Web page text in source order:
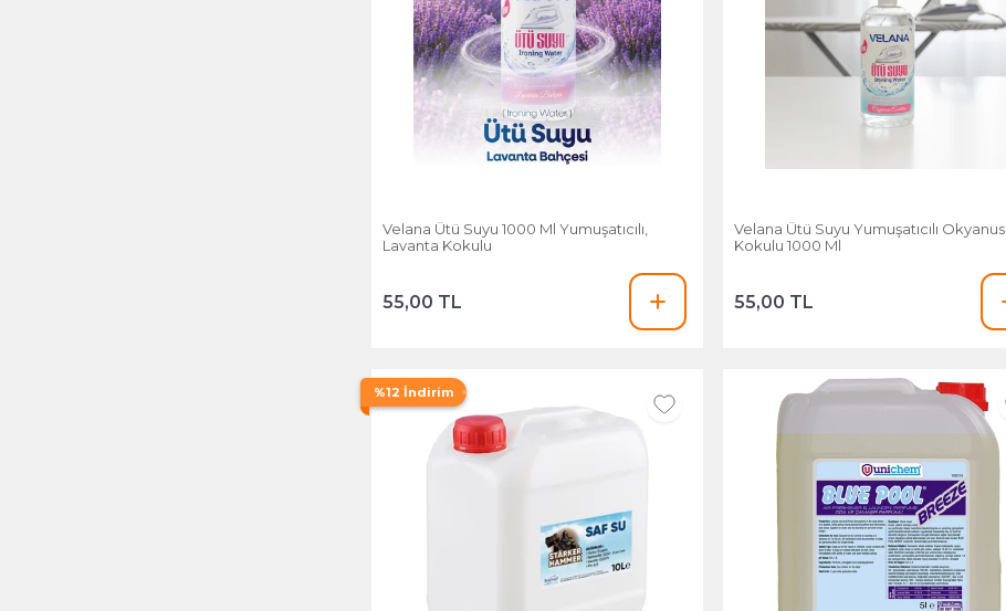
Velana Ütü Suyu 1000 Ml Yumuşatıcılı,
Lavanta Kokulu
55,00 TL
Velana Ütü Suyu Yumuşatıcılı Okyanus
Kokulu 1000 Ml
55,00 TL
%12 İndirim